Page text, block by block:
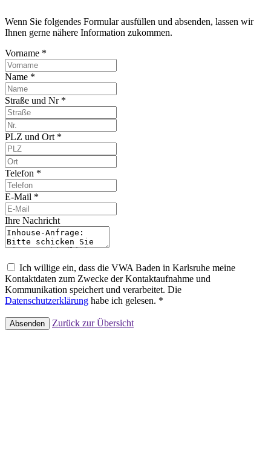
Wenn Sie folgendes Formular ausfüllen und absenden, lassen wir
Ihnen gerne nähere Information zukommen.
Vorname *
Name *
Straße und Nr *
PLZ und Ort *
Telefon *
E-Mail *
Ihre Nachricht
Ich willige ein, dass die VWA Baden in Karlsruhe meine
Kontaktdaten zum Zwecke der Kontaktaufnahme und
Kommunikation speichert und verarbeitet. Die
Datenschutzerklärung habe ich gelesen. *
Absenden Zurück zur Übersicht